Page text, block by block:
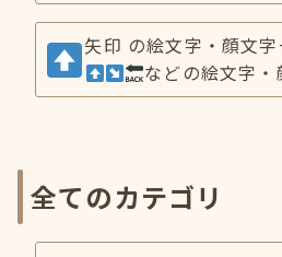
矢印 の絵文字・顔文
などの絵文字・
全てのカテゴリ